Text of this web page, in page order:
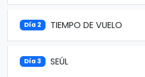
Día 2 TIEMPO DE VUELO
Día 3 SEÚL